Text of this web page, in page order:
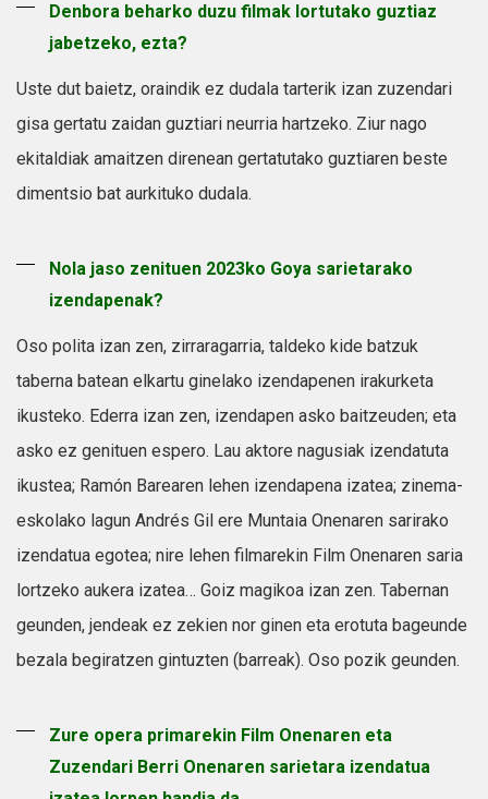
Denbora beharko duzu filmak lortutako guztiaz
jabetzeko, ezta?
Uste dut baietz, oraindik ez dudala tarterik izan zuzendari
gisa gertatu zaidan guztiari neurria hartzeko. Ziur nago
ekitaldiak amaitzen direnean gertatutako guztiaren beste
dimentsio bat aurkituko dudala.
Nola jaso zenituen 2023ko Goya sarietarako
izendapenak?
Oso polita izan zen, zirraragarria, taldeko kide batzuk
taberna batean elkartu ginelako izendapenen irakurketa
ikusteko. Ederra izan zen, izendapen asko baitzeuden; eta
asko ez genituen espero. Lau aktore nagusiak izendatuta
ikustea; Ramón Barearen lehen izendapena izatea; zinema-
eskolako lagun Andrés Gil ere Muntaia Onenaren sarirako
izendatua egotea; nire lehen filmarekin Film Onenaren saria
lortzeko aukera izatea… Goiz magikoa izan zen. Tabernan
geunden, jendeak ez zekien nor ginen eta erotuta bageunde
bezala begiratzen gintuzten (barreak). Oso pozik geunden.
Zure opera primarekin Film Onenaren eta
Zuzendari Berri Onenaren sarietara izendatua